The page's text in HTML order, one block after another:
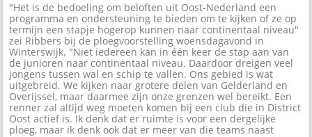
"Het is de bedoeling om beloften uit Oost-Nederland een
programma en ondersteuning te bieden om te kijken of ze op
termijn een stapje hogerop kunnen naar continentaal niveau"
zei Ribbers bij de ploegvoorstelling woensdagavond in
Winterswijk. "Niet iedereen kan in één keer de stap aan van
de junioren naar continentaal niveau. Daardoor dreigen veel
jongens tussen wal en schip te vallen. Ons gebied is wat
uitgebreid. We kijken naar grotere delen van Gelderland en
Overijssel, maar daarmee zijn onze grenzen wel bereikt. Een
renner zal altijd weg moeten komen bij een club die in District
Oost actief is. Ik denk dat er ruimte is voor een dergelijke
ploeg, maar ik denk ook dat er meer van die teams naast